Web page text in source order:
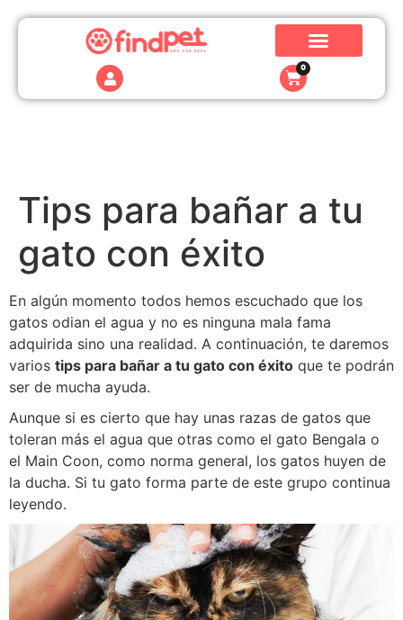
0
Tips para bañar a tu
gato con éxito
En algún momento todos hemos escuchado que los
gatos odian el agua y no es ninguna mala fama
adquirida sino una realidad. A continuación, te daremos
varios tips para bañar a tu gato con éxito que te podrán
ser de mucha ayuda.
Aunque si es cierto que hay unas razas de gatos que
toleran más el agua que otras como el gato Bengala o
el Main Coon, como norma general, los gatos huyen de
la ducha. Si tu gato forma parte de este grupo continua
leyendo.